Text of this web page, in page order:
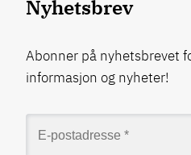
Nyhetsbrev
Abonner på nyhetsbrevet
informasjon og nyheter!